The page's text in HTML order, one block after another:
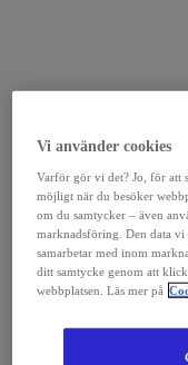
Vi använder cookies
Varför gör vi det? Jo, för att
möjligt när du besöker
om du samtycker – även
marknadsföring. Den data
samarbetar med inom
ditt samtycke genom att
webbplatsen. Läs mer på